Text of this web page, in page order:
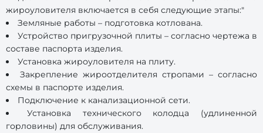
жироуловителя включается в себя следующие этапы:"
Земляные работы – подготовка котлована.
Устройство пригрузочной плиты – согласно чертежа в
составе паспорта изделия.
Установка жироуловителя на плиту.
Закрепление жироотделителя стропами – согласно
схемы в паспорте изделия.
Подключение к канализационной сети.
Установка технического колодца (удлиненной
горловины) для обслуживания.